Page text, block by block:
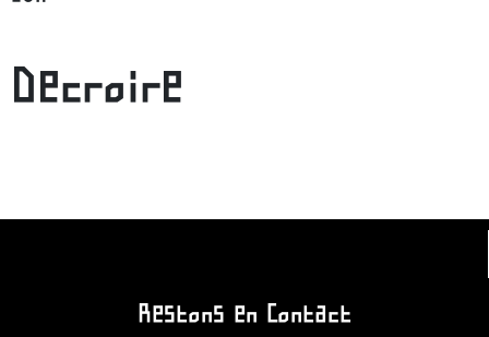
Decroire
Restons en Contact